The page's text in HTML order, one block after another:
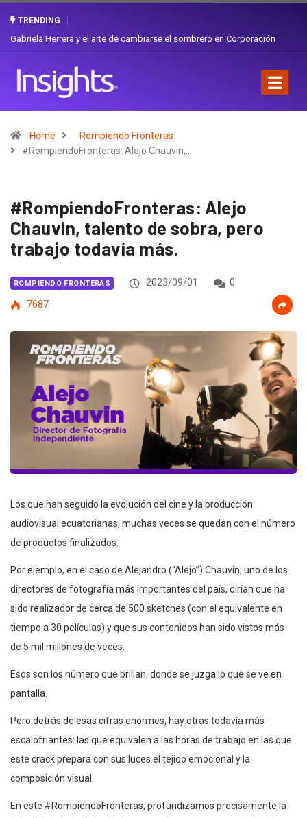
TRENDING
Gabriela Herrera y el arte de cambiarse el sombrero en Corporación
Home
Rompiendo Fronteras
#RompiendoFronteras: Alejo Chauvin,…
#RompiendoFronteras: Alejo
Chauvin, talento de sobra, pero
trabajo todavía más.
ROMPIENDO FRONTERAS 2023/09/01
0
7687
Los que han seguido la evolución del cine y la producción
audiovisual ecuatorianas, muchas veces se quedan con el número
de productos finalizados.
Por ejemplo, en el caso de Alejandro (“Alejo”) Chauvin, uno de los
directores de fotografía más importantes del país, dirían que ha
sido realizador de cerca de 500 sketches (con el equivalente en
tiempo a 30 películas) y que sus contenidos han sido vistos más
de 5 mil millones de veces.
Esos son los número que brillan, donde se juzga lo que se ve en
pantalla.
Pero detrás de esas cifras enormes, hay otras todavía más
escalofriantes: las que equivalen a las horas de trabajo en las que
este crack prepara con sus luces el tejido emocional y la
composición visual.
En este #RompiendoFronteras, profundizamos precisamente la